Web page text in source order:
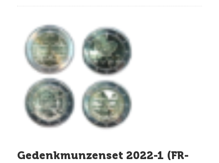
Gedenkmunzenset 2022-1 (FR-